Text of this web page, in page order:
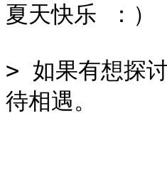
夏天快乐 ：）
> 如果有想探